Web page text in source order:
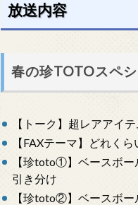
放送内容
春の珍TOTOスペ
【トーク】超レアアイ
【FAXテーマ】どれく
【珍toto①】ベースボ
引き分け
【珍toto②】ベースボ